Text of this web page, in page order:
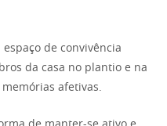
de convivência
da casa no plantio e na
afetivas.